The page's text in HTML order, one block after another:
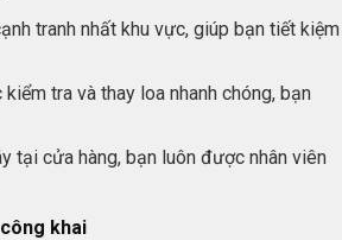
tranh nhất khu vực, giúp bạn tiết kiệm
tra và thay loa nhanh chóng, bạn
tại cửa hàng, bạn luôn được nhân viên
khai